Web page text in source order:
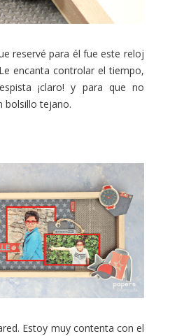
reservé para él fue este reloj
encanta controlar el tiempo,
¡claro! y para que no
bolsillo tejano.
Estoy muy contenta con el